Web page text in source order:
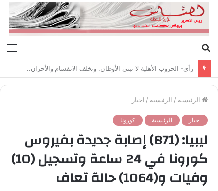
عن
رأي- الحروب الأهلية لا تبني الأوطان. وتخلف الانقسام والأحزان..
الرئيسية / الرئيسية / اخبار
اخبار الرئيسية كورونا
ليبيا: (871) إصابة جديدة بفيروس
كورونا في 24 ساعة وتسجيل (10)
وفيات و(1064) حالة تعاف